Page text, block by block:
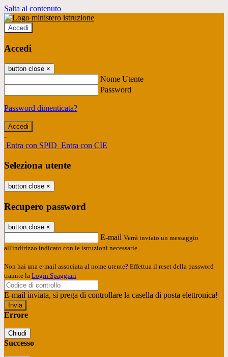
Salta al contenuto
Accedi
Accedi
button close ×
Nome Utente
Password
Password dimenticata?
-
Entra con SPID Entra con CIE
Seleziona utente
button close ×
Recupero password
button close ×
E-mail Verrà inviato un messaggio
all'indirizzo indicato con le istruzioni necessarie.
Non hai una e-mail associata al nome utente? Effettua il reset della password
tramite la Login Spaggiari
E-mail inviata, si prega di controllare la casella di posta elettronica!
Errore
Chiudi
Successo